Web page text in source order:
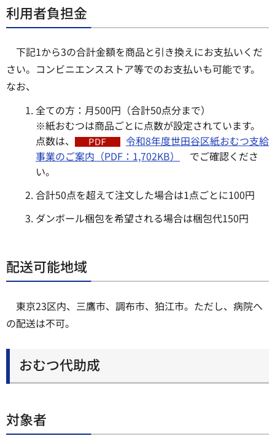
利用者負担金
下記1から3の合計金額を商品と引き換えにお支払いくだ
さい。コンビニエンスストア等でのお支払いも可能です。
なお、
全ての方：月500円（合計50点分まで）
※紙おむつは商品ごとに点数が設定されています。
点数は、
令和8年度世田谷区紙おむつ支給
事業のご案内（PDF：1,702KB）
でご確認くださ
い。
合計50点を超えて注文した場合は1点ごとに100円
ダンボール梱包を希望される場合は梱包代150円
配送可能地域
東京23区内、三鷹市、調布市、狛江市。ただし、病院へ
の配送は不可。
おむつ代助成
対象者